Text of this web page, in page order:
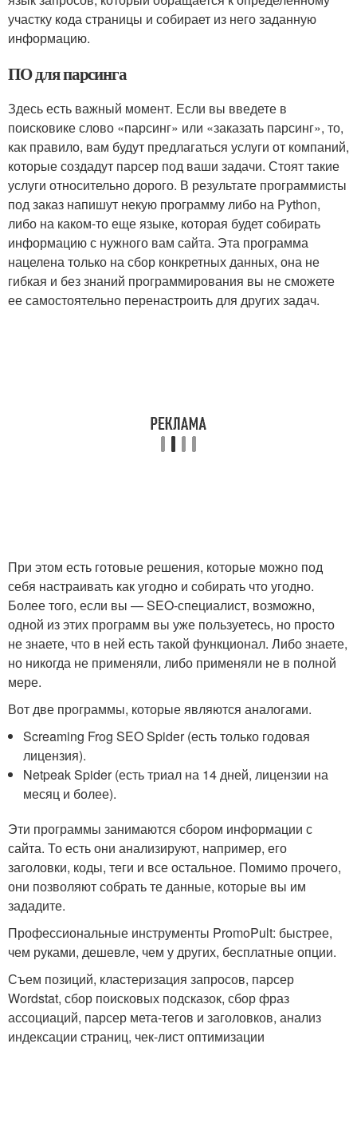
участку кода страницы и собирает из него заданную
информацию.
ПО для парсинга
Здесь есть важный момент. Если вы введете в
поисковике слово «парсинг» или «заказать парсинг», то,
как правило, вам будут предлагаться услуги от компаний,
которые создадут парсер под ваши задачи. Стоят такие
услуги относительно дорого. В результате программисты
под заказ напишут некую программу либо на Python,
либо на каком-то еще языке, которая будет собирать
информацию с нужного вам сайта. Эта программа
нацелена только на сбор конкретных данных, она не
гибкая и без знаний программирования вы не сможете
ее самостоятельно перенастроить для других задач.
При этом есть готовые решения, которые можно под
себя настраивать как угодно и собирать что угодно.
Более того, если вы — SEO-специалист, возможно,
одной из этих программ вы уже пользуетесь, но просто
не знаете, что в ней есть такой функционал. Либо знаете,
но никогда не применяли, либо применяли не в полной
мере.
Вот две программы, которые являются аналогами.
Screaming Frog SEO Spider (есть только годовая
лицензия).
Netpeak Spider (есть триал на 14 дней, лицензии на
месяц и более).
Эти программы занимаются сбором информации с
сайта. То есть они анализируют, например, его
заголовки, коды, теги и все остальное. Помимо прочего,
они позволяют собрать те данные, которые вы им
зададите.
Профессиональные инструменты PromoPult: быстрее,
чем руками, дешевле, чем у других, бесплатные опции.
Съем позиций, кластеризация запросов, парсер
Wordstat, сбор поисковых подсказок, сбор фраз
ассоциаций, парсер мета-тегов и заголовков, анализ
индексации страниц, чек-лист оптимизации